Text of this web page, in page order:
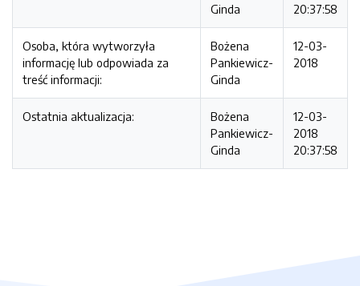
Ginda
20:37:58
Osoba, która wytworzyła
informację lub odpowiada za
treść informacji:
Bożena
Pankiewicz-
Ginda
12-03-
2018
Ostatnia aktualizacja:
Bożena
Pankiewicz-
Ginda
12-03-
2018
20:37:58